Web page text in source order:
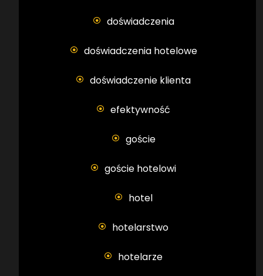
doświadczenia
doświadczenia hotelowe
doświadczenie klienta
efektywność
goście
goście hotelowi
hotel
hotelarstwo
hotelarze